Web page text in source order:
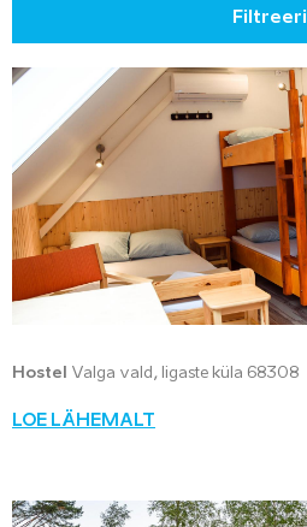
Filtreeri
Hostel Valga vald, Iigaste küla 68308
LOE LÄHEMALT